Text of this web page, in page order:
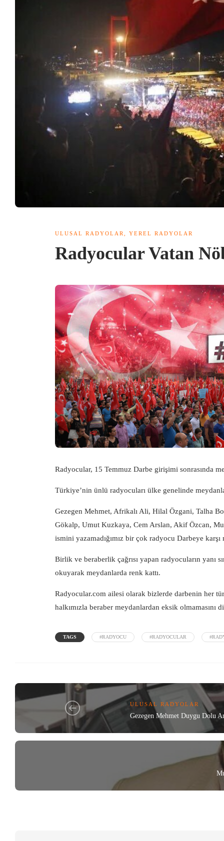
ULUSAL RADYOLAR YEREL RADYOLAR
Radyocular Vatan
Radyocular, 15 Temmuz Darbe girişimi sonrasında
Türkiye’nin ünlü radyocuları ülke genelinde
Gezegen Mehmet, Afrikalı Ali, Hilal Özgani, Talha
Gökalp, Umut Kuzkaya, Cem Arslan, Akif Özcan,
ismini yazamadığımız bir çok radyocu Darbeye karşı
Birlik ve beraberlik çağrısı yapan radyocuların yanı
okuyarak meydanlarda renk kattı.
Radyocular.com ailesi olarak bizlerde darbenin her
halkımızla beraber meydanlardan eksik olmamasını
TAGS #RADYOCU #RADYOCULAR
ULUSAL RADYOLAR
Gezegen Mehmet Duygu Dolu